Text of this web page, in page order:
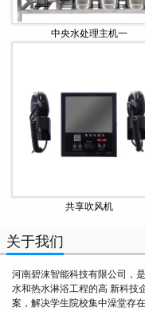
中央水处理主机一
共享吹风机
关于我们
河南碧涞智能科技有限公司，
水和热水淋浴工程的高 新科技
案，解决学生院校集中澡堂存